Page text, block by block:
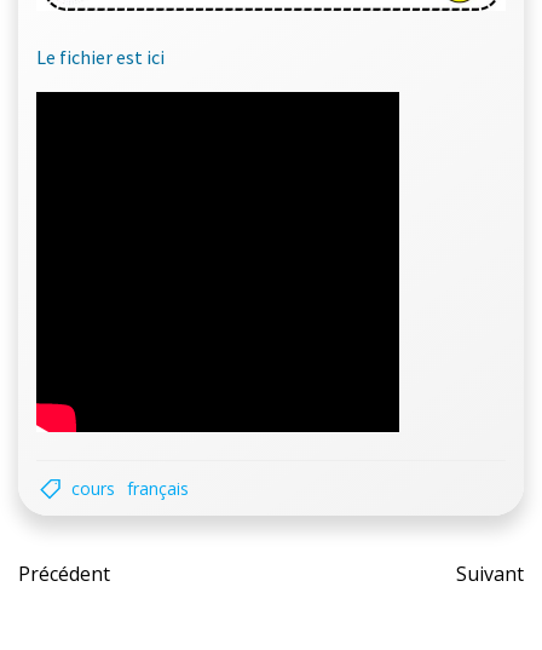
Le fichier est ici
cours français
Post
Précédent Suivant